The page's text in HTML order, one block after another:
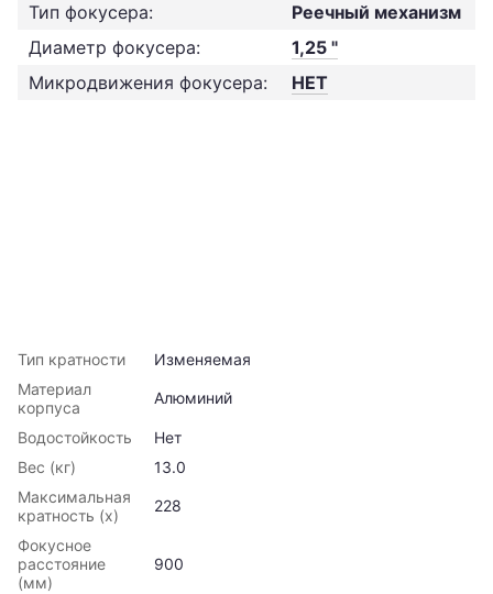
Тип фокусера:
Реечный механизм
Диаметр фокусера:
1,25 "
Микродвижения фокусера:
НЕТ
Тип кратности
Изменяемая
Материал
корпуса
Алюминий
Водостойкость
Нет
Вес (кг)
13.0
Максимальная
кратность (х)
228
Фокусное
расстояние
(мм)
900